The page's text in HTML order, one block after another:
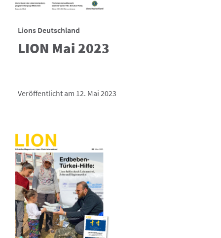
Lions Deutschland
LION Mai 2023
Veröffentlicht am 12. Mai 2023